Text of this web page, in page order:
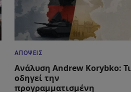
ΑΠΌΨΕΙΣ
Ανάλυση Andrew Korybko: Τι
οδηγεί την
προγραμματισμένη